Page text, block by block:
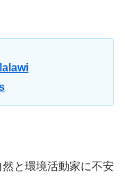
と環境活動家に不安